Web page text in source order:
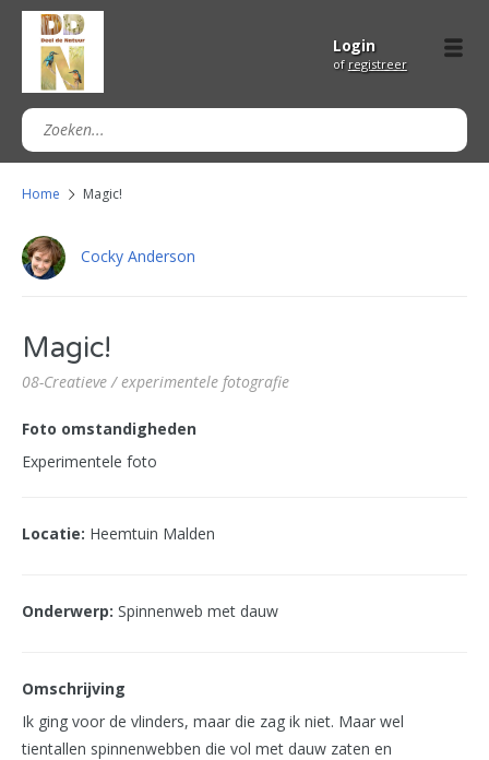
Login
of registreer
Home Magic!
Cocky Anderson
Magic!
08-Creatieve / experimentele fotografie
Foto omstandigheden
Experimentele foto
Locatie: Heemtuin Malden
Onderwerp: Spinnenweb met dauw
Omschrijving
Ik ging voor de vlinders, maar die zag ik niet. Maar wel
tientallen spinnenwebben die vol met dauw zaten en